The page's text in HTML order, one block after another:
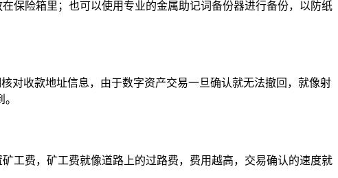
保险箱里；也可以使用专业的金属助记词备份器进行备份，以防纸
对收款地址信息，由于数字资产交易一旦确认就无法撤回，就像射
工费，矿工费就像道路上的过路费，费用越高，交易确认的速度就